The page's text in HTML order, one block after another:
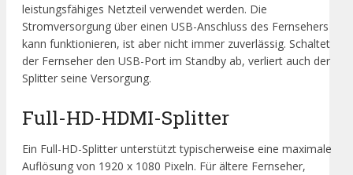
leistungsfähiges Netzteil verwendet werden. Die
Stromversorgung über einen USB-Anschluss des Fernsehers
kann funktionieren, ist aber nicht immer zuverlässig. Schaltet
der Fernseher den USB-Port im Standby ab, verliert auch der
Splitter seine Versorgung.
Full-HD-HDMI-Splitter
Ein Full-HD-Splitter unterstützt typischerweise eine maximale
Auflösung von 1920 x 1080 Pixeln. Für ältere Fernseher,